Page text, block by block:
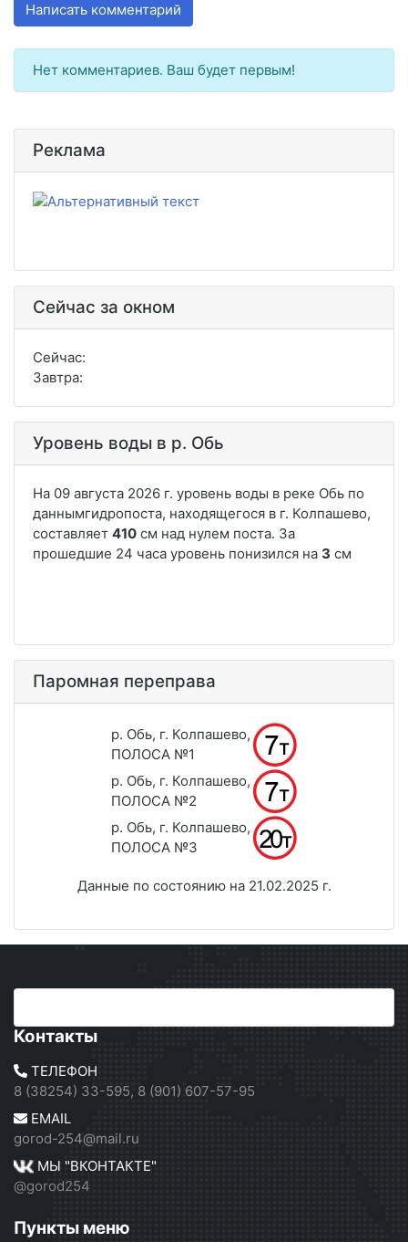
Написать комментарий
Нет комментариев. Ваш будет первым!
Реклама
Сейчас за окном
Сейчас:
Завтра:
Уровень воды в р. Обь
Паромная переправа
р. Обь, г. Колпашево,
ПОЛОСА №1
р. Обь, г. Колпашево,
ПОЛОСА №2
р. Обь, г. Колпашево,
ПОЛОСА №3
Данные по состоянию на 21.02.2025 г.
Контакты
ТЕЛЕФОН
8 (38254) 33-595, 8 (901) 607-57-95
EMAIL
gorod-254@mail.ru
МЫ "ВКОНТАКТЕ"
@gorod254
Пункты меню